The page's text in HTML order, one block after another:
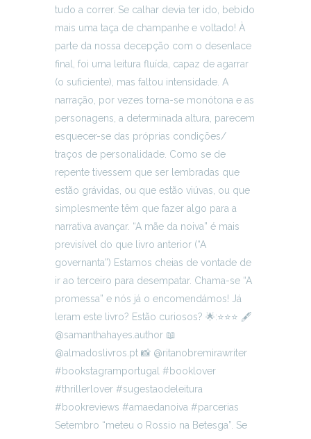
Setembro “meteu o Rossio na Betesga”. Se